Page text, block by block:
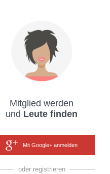
Mitglied werden
und Leute finden
Mit Google+ anmelden
oder registrieren